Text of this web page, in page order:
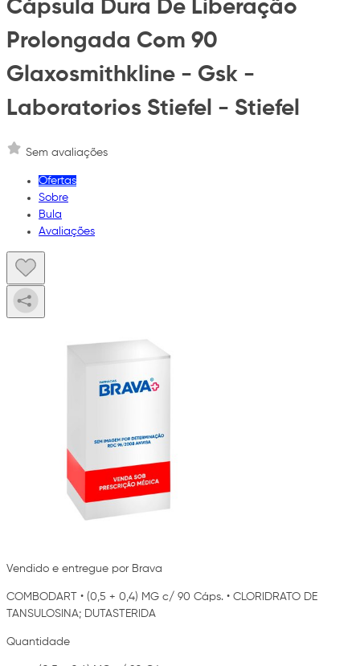
Cápsula Dura De Liberação
Prolongada Com 90
Glaxosmithkline - Gsk -
Laboratorios Stiefel - Stiefel
Sem avaliações
Ofertas
Sobre
Bula
Avaliações
Vendido e entregue por Brava
COMBODART • (0,5 + 0,4) MG c/ 90 Cáps. • CLORIDRATO DE
TANSULOSINA; DUTASTERIDA
Quantidade